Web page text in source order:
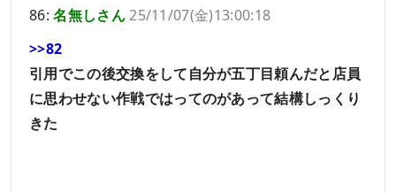
86:名無しさん25/11/07(金)13:00:18
>>82
引用でこの後交換をして自分が五丁目頼んだと店員
に思わせない作戦ではってのがあって結構しっくり
きた